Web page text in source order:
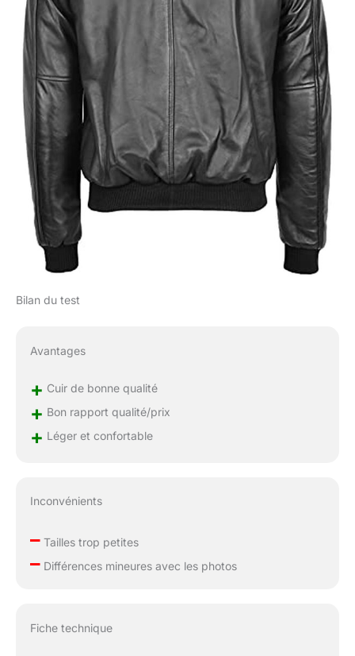
Bilan du test
Avantages
+ Cuir de bonne qualité
+ Bon rapport qualité/prix
+ Léger et confortable
Inconvénients
–Tailles trop petites
–Différences mineures avec les photos
Fiche technique